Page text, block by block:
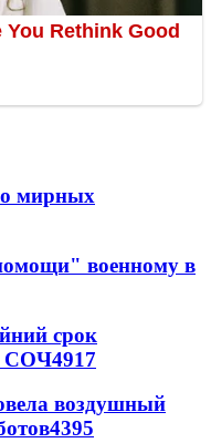
о мирных
военному в
срок
СОЧ4917
воздушный
4395